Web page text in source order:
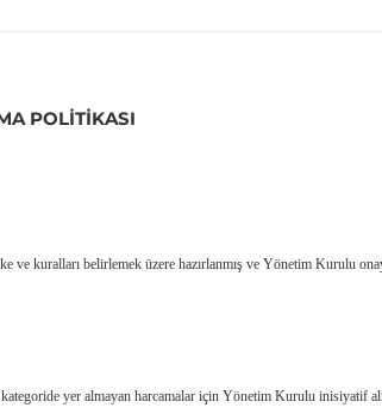
POLITIKASI
ve kuralları belirlemek üzere hazırlanmış ve Yönetim Kurulu
yer almayan harcamalar için Yönetim Kurulu inisiyatif